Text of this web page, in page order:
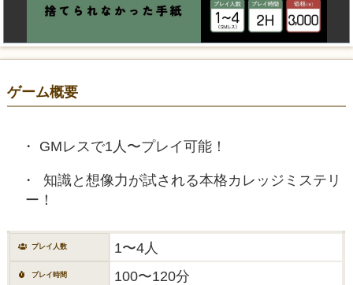
ゲーム概要
GMレスで1人〜プレイ可能！
知識と想像力が試される本格カレッジミステリ
ー！
プレイ人数 1〜4人
プレイ時間 100〜120分